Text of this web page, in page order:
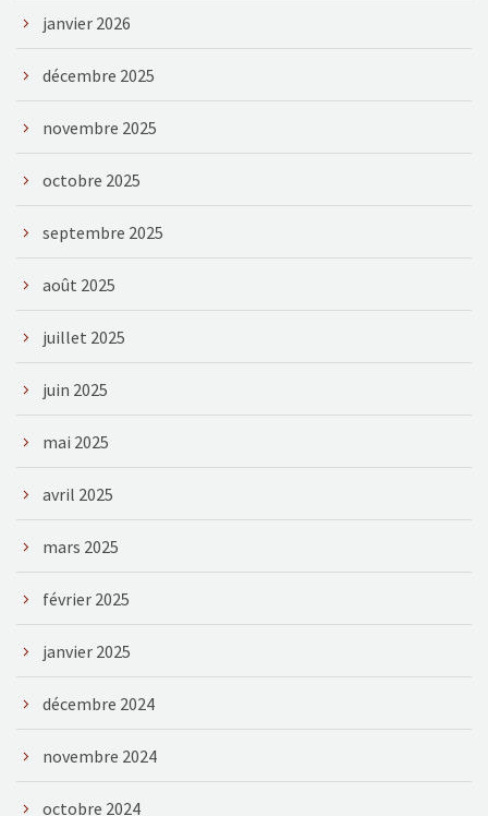
janvier 2026
décembre 2025
novembre 2025
octobre 2025
septembre 2025
août 2025
juillet 2025
juin 2025
mai 2025
avril 2025
mars 2025
février 2025
janvier 2025
décembre 2024
novembre 2024
octobre 2024